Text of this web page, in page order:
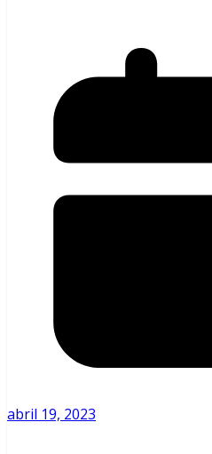
abril 19, 2023